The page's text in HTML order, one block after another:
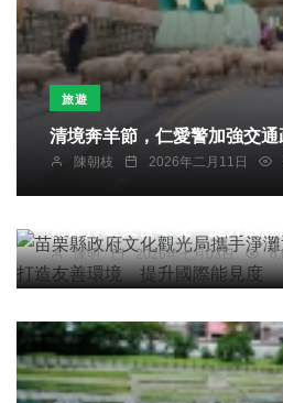
旅遊
清境奔羊節，仁愛警加強交通
陳朝枝 2026年二月11日
社會 綜合新聞 健康
苗栗縣政府文化觀光局攜手
陳明 2026年七月03日